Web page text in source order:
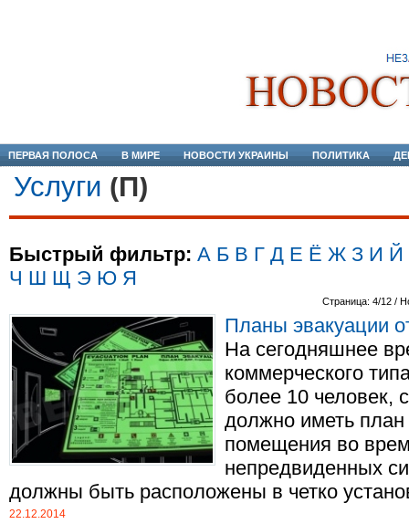
ПЕРВАЯ ПОЛОСА В МИРЕ НОВОСТИ УКРАИНЫ ПОЛИТИКА
Услуги (П)
Быстрый фильтр: А Б В Г Д Е Ё Ж З И Й
Ч Ш Щ Э Ю Я
Страница: 4/12 /
Планы эвакуации
На сегодняшнее
коммерческого
более 10 человек,
должно иметь
помещения во
непредвиденных
должны быть расположены в четко
22.12.2014